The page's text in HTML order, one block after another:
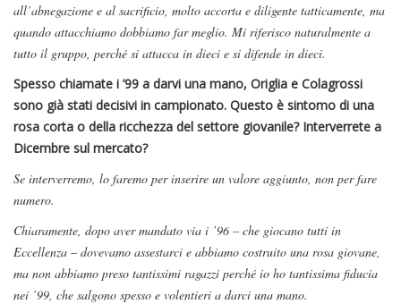
all’abnegazione e al sacrificio, molto accorta e diligente tatticamente, ma
quando attacchiamo dobbiamo far meglio. Mi riferisco naturalmente a
tutto il gruppo, perché si attacca in dieci e si difende in dieci.
Spesso chiamate i ’99 a darvi una mano, Origlia e Colagrossi
sono già stati decisivi in campionato. Questo è sintomo di una
rosa corta o della ricchezza del settore giovanile? Interverrete a
Dicembre sul mercato?
Se interverremo, lo faremo per inserire un valore aggiunto, non per fare
numero.
Chiaramente, dopo aver mandato via i ’96 – che giocano tutti in
Eccellenza – dovevamo assestarci e abbiamo costruito una rosa giovane,
ma non abbiamo preso tantissimi ragazzi perché io ho tantissima fiducia
nei ’99, che salgono spesso e volentieri a darci una mano.